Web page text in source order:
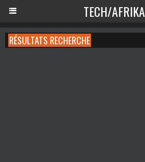
TECH/AFRIKA
RÉSULTATS RECHERCHE